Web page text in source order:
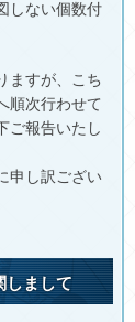
しない個数付
ますが、こち
順次行わせて
ご報告いたし
申し訳ござい
しまして